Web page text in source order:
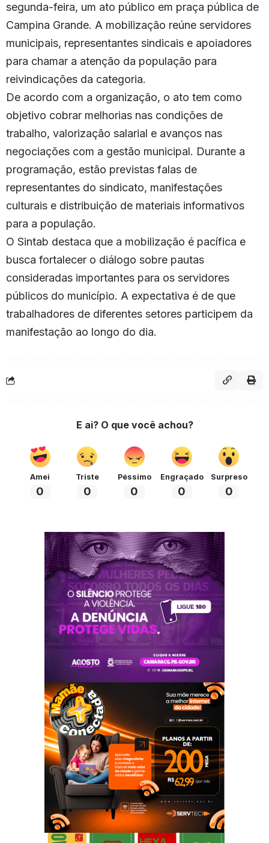
segunda-feira, um ato público em praça pública de
Campina Grande. A mobilização reúne servidores
municipais, representantes sindicais e apoiadores
para chamar a atenção da população para
reivindicações da categoria.
De acordo com a organização, o ato tem como
objetivo cobrar melhorias nas condições de
trabalho, valorização salarial e avanços nas
negociações com a gestão municipal. Durante a
programação, estão previstas falas de
representantes do sindicato, manifestações
culturais e distribuição de materiais informativos
para a população.
O Sintab destaca que a mobilização é pacífica e
busca fortalecer o diálogo sobre pautas
consideradas importantes para os servidores
públicos do município. A expectativa é de que
trabalhadores de diferentes setores participem da
manifestação ao longo do dia.
E ai? O que você achou?
Amei
0
Triste
0
Péssimo
0
Engraçado
0
Surpreso
0